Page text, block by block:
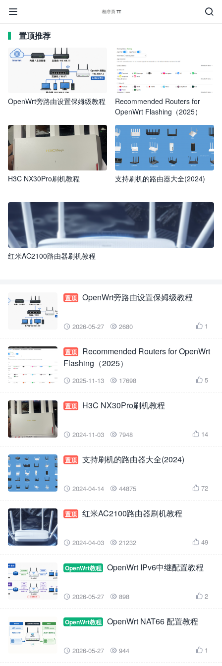


置顶推荐
OpenWrt旁路由设置保姆级教程
Recommended Routers for
OpenWrt Flashing（2025）
H3C NX30Pro刷机教程 支持刷机的路由器大全(2024)
红米AC2100路由器刷机教程
置顶 OpenWrt旁路由设置保姆级教程
 2026-05-27  2680  1
置顶
Recommended Routers for OpenWrt
Flashing（2025）
 2025-11-13  17698  5
置顶 H3C NX30Pro刷机教程
 2024-11-03  7948  14
置顶 支持刷机的路由器大全(2024)
 2024-04-14  44875  72
置顶 红米AC2100路由器刷机教程
 2024-04-03  21232  49
OpenWrt教程 OpenWrt IPv6中继配置教程
 2026-05-27  898  2
OpenWrt教程 OpenWrt NAT66 配置教程
 2026-05-27  944  1